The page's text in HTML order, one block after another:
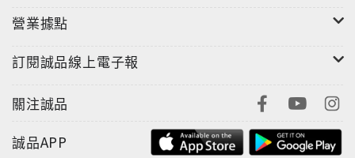
營業據點
訂閱誠品線上電子報
關注誠品
誠品APP